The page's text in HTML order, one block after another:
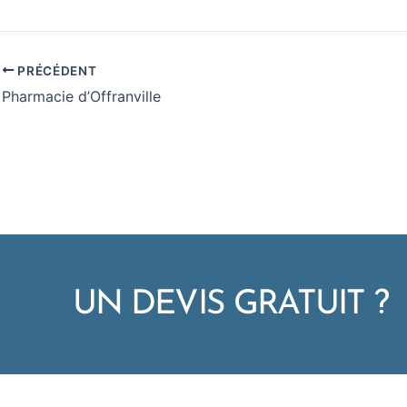
PRÉCÉDENT
Pharmacie d’Offranville
UN DEVIS GRATUIT ?